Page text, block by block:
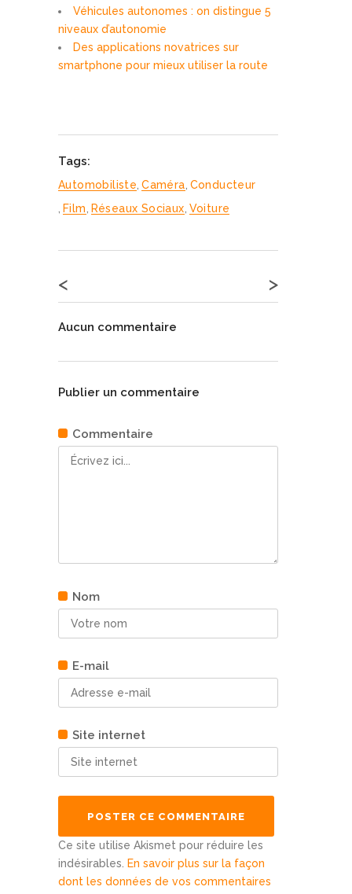
Véhicules autonomes : on distingue 5
niveaux d’autonomie
Des applications novatrices sur
smartphone pour mieux utiliser la route
Tags:
Automobiliste Caméra Conducteur
Film Réseaux Sociaux Voiture
< >
Aucun commentaire
Publier un commentaire
Commentaire
Nom
E-mail
Site internet
Ce site utilise Akismet pour réduire les
indésirables.
En savoir plus sur la façon
dont les données de vos commentaires